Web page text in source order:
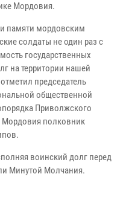
Мордовия.
памяти мордовским
солдаты не один раз с
государственных
на территории нашей
председатель
общественной
Приволжского
Мордовия полковник
воинский долг перед
Минутой Молчания.